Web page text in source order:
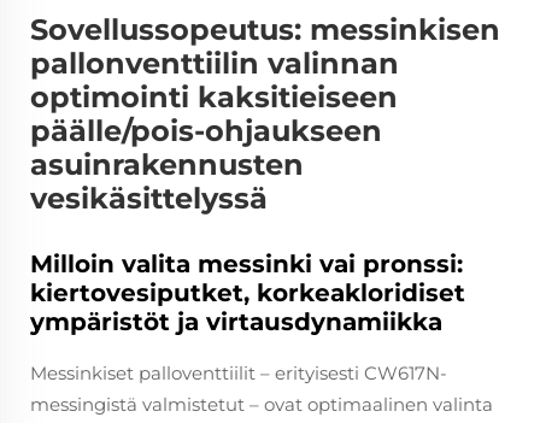
Sovellussopeutus: messinkisen
pallonventtiilin valinnan
optimointi kaksitieiseen
päälle/pois-ohjaukseen
asuinrakennusten
vesikäsittelyssä
Milloin valita messinki vai pronssi:
kiertovesiputket, korkeakloridiset
ympäristöt ja virtausdynamiikka
Messinkiset palloventtiilit – erityisesti CW617N-
messingistä valmistetut – ovat optimaalinen valinta